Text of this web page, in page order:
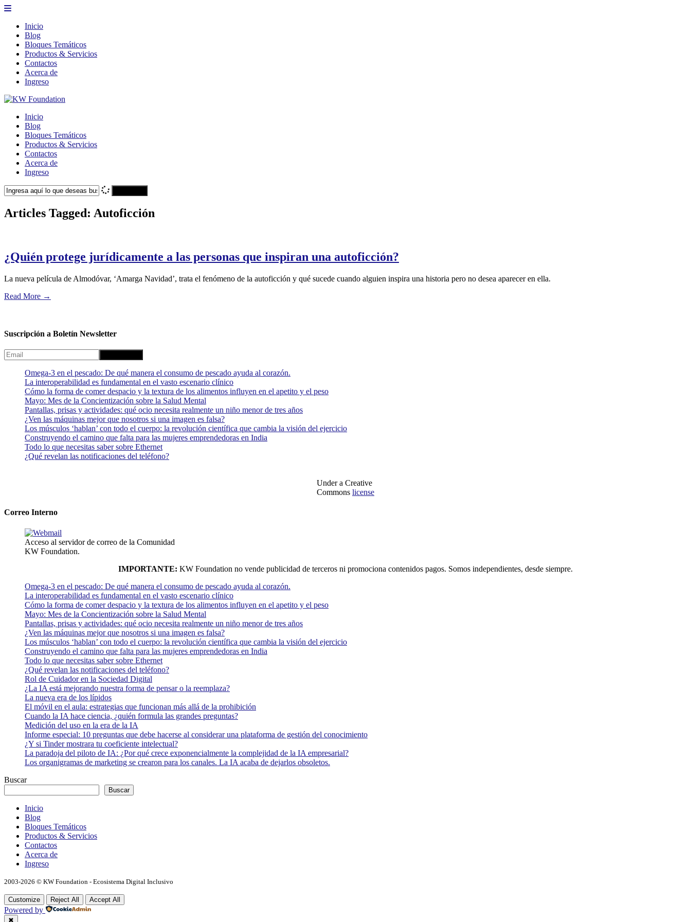
Inicio
Blog
Bloques Temáticos
Productos & Servicios
Contactos
Acerca de
Ingreso
Inicio
Blog
Bloques Temáticos
Productos & Servicios
Contactos
Acerca de
Ingreso
Articles Tagged: Autoficción
¿Quién protege jurídicamente a las personas que inspiran una autoficción?
La nueva película de Almodóvar, ‘Amarga Navidad’, trata el fenómeno de la autoficción y qué sucede cuando alguien inspira una historia pero no desea aparecer en ella.
Read More →
Suscripción a Boletín Newsletter
Omega-3 en el pescado: De qué manera el consumo de pescado ayuda al corazón.
La interoperabilidad es fundamental en el vasto escenario clínico
Cómo la forma de comer despacio y la textura de los alimentos influyen en el apetito y el peso
Mayo: Mes de la Concientización sobre la Salud Mental
Pantallas, prisas y actividades: qué ocio necesita realmente un niño menor de tres años
¿Ven las máquinas mejor que nosotros si una imagen es falsa?
Los músculos ‘hablan’ con todo el cuerpo: la revolución científica que cambia la visión del ejercicio
Construyendo el camino que falta para las mujeres emprendedoras en India
Todo lo que necesitas saber sobre Ethernet
¿Qué revelan las notificaciones del teléfono?
Under a Creative
Commons license
Correo Interno
Acceso al servidor de correo de la Comunidad
KW Foundation.
IMPORTANTE: KW Foundation no vende publicidad de terceros ni promociona contenidos pagos. Somos independientes, desde siempre.
Omega-3 en el pescado: De qué manera el consumo de pescado ayuda al corazón.
La interoperabilidad es fundamental en el vasto escenario clínico
Cómo la forma de comer despacio y la textura de los alimentos influyen en el apetito y el peso
Mayo: Mes de la Concientización sobre la Salud Mental
Pantallas, prisas y actividades: qué ocio necesita realmente un niño menor de tres años
¿Ven las máquinas mejor que nosotros si una imagen es falsa?
Los músculos ‘hablan’ con todo el cuerpo: la revolución científica que cambia la visión del ejercicio
Construyendo el camino que falta para las mujeres emprendedoras en India
Todo lo que necesitas saber sobre Ethernet
¿Qué revelan las notificaciones del teléfono?
Rol de Cuidador en la Sociedad Digital
¿La IA está mejorando nuestra forma de pensar o la reemplaza?
La nueva era de los lípidos
El móvil en el aula: estrategias que funcionan más allá de la prohibición
Cuando la IA hace ciencia, ¿quién formula las grandes preguntas?
Medición del uso en la era de la IA
Informe especial: 10 preguntas que debe hacerse al considerar una plataforma de gestión del conocimiento
¿Y si Tinder mostrara tu coeficiente intelectual?
La paradoja del piloto de IA: ¿Por qué crece exponencialmente la complejidad de la IA empresarial?
Los organigramas de marketing se crearon para los canales. La IA acaba de dejarlos obsoletos.
Buscar
Buscar
Inicio
Blog
Bloques Temáticos
Productos & Servicios
Contactos
Acerca de
Ingreso
2003-2026 © KW Foundation - Ecosistema Digital Inclusivo
Customize Reject All Accept All
Powered by
✖